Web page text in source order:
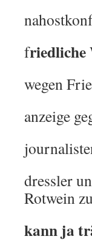
friedliche
wegen
anzeige
dressler
Rotwein
kann ja